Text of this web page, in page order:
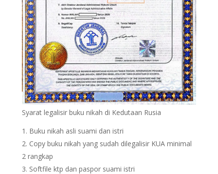
Syarat legalisir buku nikah di Kedutaan Rusia
Buku nikah asli suami dan istri
Copy buku nikah yang sudah dilegalisir KUA minimal
2 rangkap
Softfile ktp dan paspor suami istri